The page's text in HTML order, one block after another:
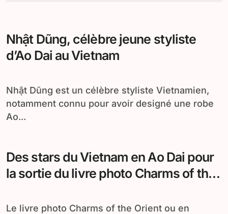
Nhật Dũng, célèbre jeune styliste
d’Ao Dai au Vietnam
Nhật Dũng est un célèbre styliste Vietnamien,
notamment connu pour avoir designé une robe
Ao...
Des stars du Vietnam en Ao Dai pour
la sortie du livre photo Charms of the
Le livre photo Charms of the Orient ou en